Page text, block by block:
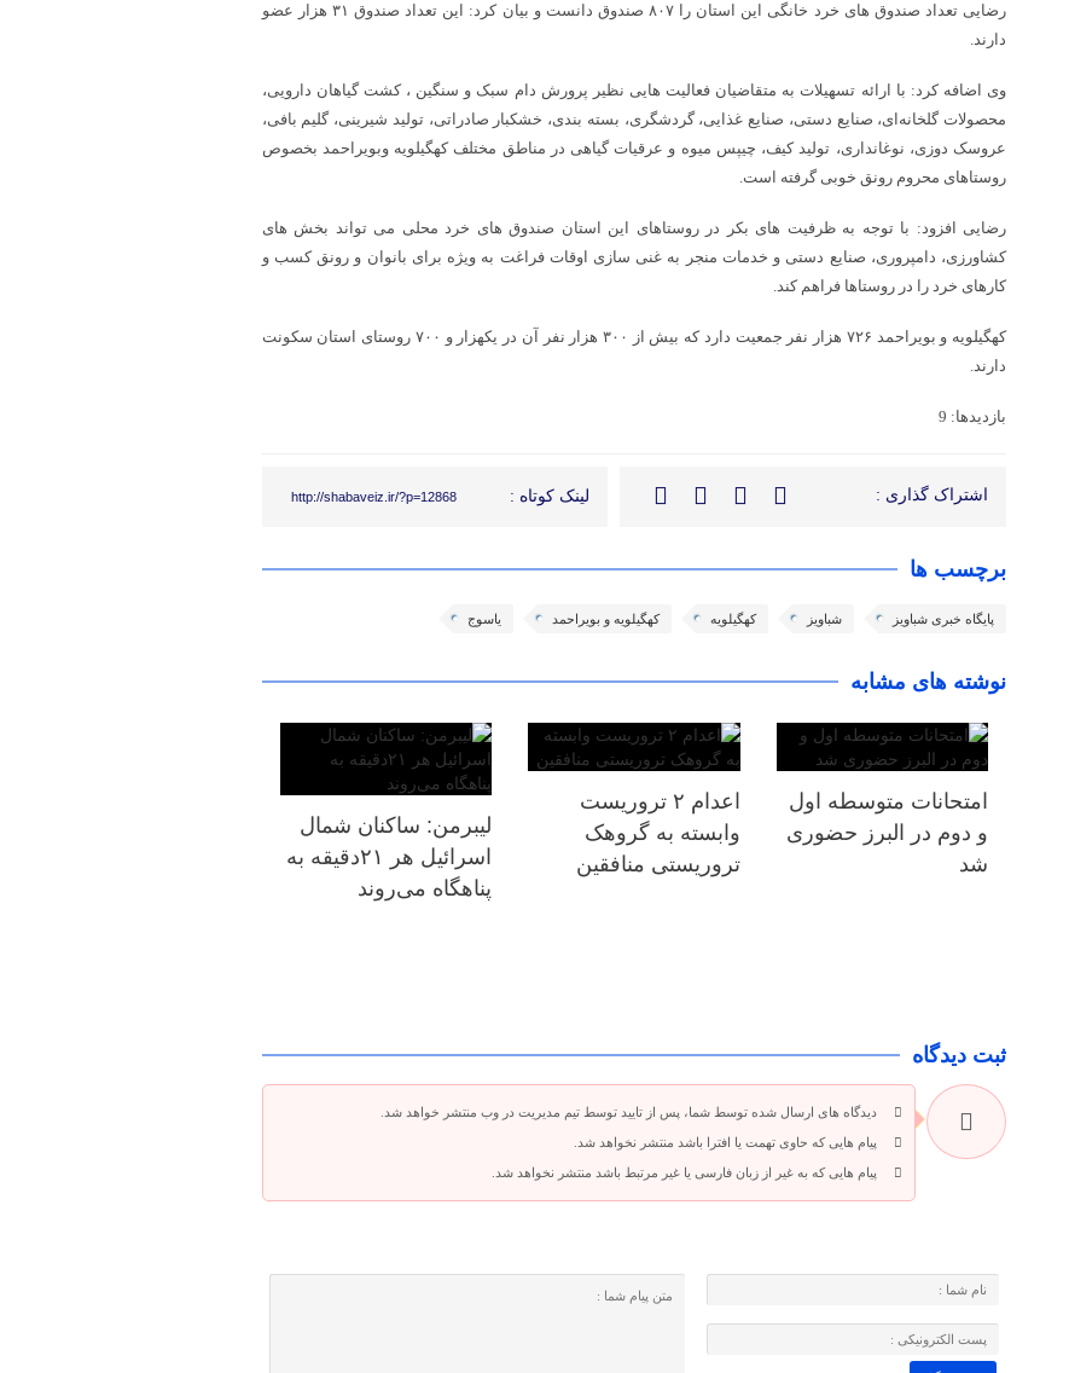
رضایی تعداد صندوق های خرد خانگی این استان را ۸۰۷ صندوق دانست و بیان کرد: این تعداد صندوق ۳۱ هزار عضو
دارند.
وی اضافه کرد: با ارائه تسهیلات به متقاضیان فعالیت هایی نظیر پرورش دام سبک و سنگین ، کشت گیاهان دارویی،
محصولات گلخانه‌ای، صنایع دستی، صنایع غذایی، گردشگری، بسته بندی، خشکبار صادراتی، تولید شیرینی، گلیم بافی،
عروسک دوزی، نوغانداری، تولید کیف، چیپس میوه و عرقیات گیاهی در مناطق مختلف کهگیلویه وبویراحمد بخصوص
روستاهای محروم رونق خوبی گرفته است.
رضایی افزود: با توجه به ظرفیت های بکر در روستاهای این استان صندوق های خرد محلی می تواند بخش های
کشاورزی، دامپروری، صنایع دستی و خدمات منجر به غنی سازی اوقات فراغت به ویژه برای بانوان و رونق کسب و
کارهای خرد را در روستاها فراهم کند.
کهگیلویه و بویراحمد ۷۲۶ هزار نفر جمعیت دارد که بیش از ۳۰۰ هزار نفر آن در یکهزار و ۷۰۰ روستای استان سکونت
دارند.
بازدیدها: 9
اشتراک گذاری : لینک کوتاه : http://shabaveiz.ir/?p=12868
برچسب ها
پایگاه خبری شباویز شباویز کهگیلویه کهگیلویه و بویراحمد یاسوج
نوشته های مشابه
امتحانات متوسطه اول
و دوم در البرز حضوری
شد
اعدام ۲ تروریست
وابسته به گروهک
تروریستی منافقین
لیبرمن: ساکنان شمال
اسرائیل هر ۲۱دقیقه به
پناهگاه می‌روند
ثبت دیدگاه
دیدگاه های ارسال شده توسط شما، پس از تایید توسط تیم مدیریت در وب منتشر خواهد شد.
پیام هایی که حاوی تهمت یا افترا باشد منتشر نخواهد شد.
پیام هایی که به غیر از زبان فارسی یا غیر مرتبط باشد منتشر نخواهد شد.